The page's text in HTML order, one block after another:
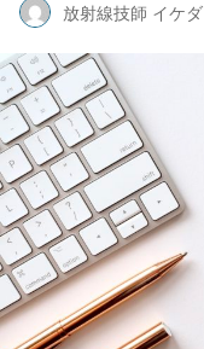
放射線技師 イケダ